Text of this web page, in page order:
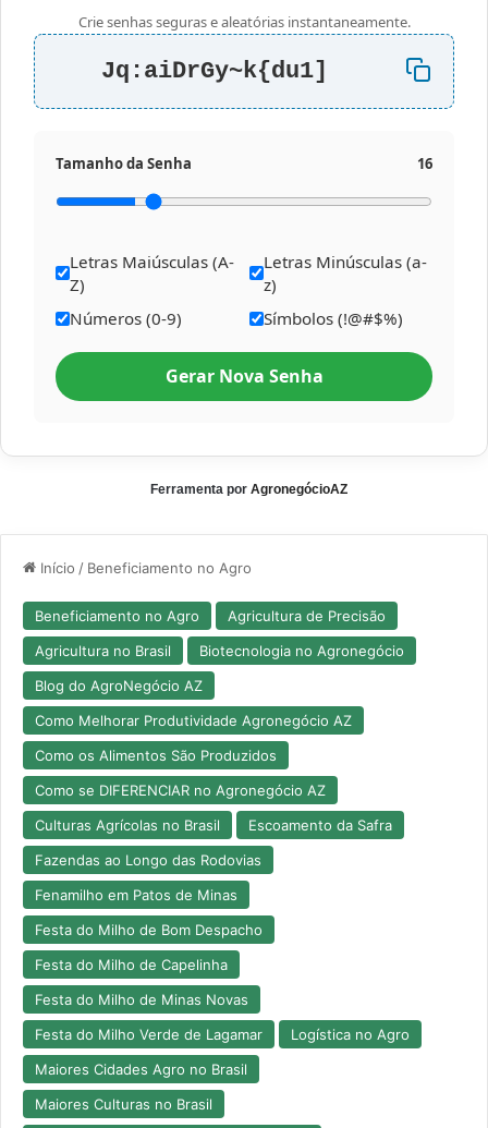
Crie senhas seguras e aleatórias instantaneamente.
Jq:aiDrGy~k{du1]
Tamanho da Senha 16
Letras Maiúsculas (A-
Z)
Letras Minúsculas (a-
z)
Números (0-9)
Símbolos (!@#$%)
Gerar Nova Senha
Ferramenta por AgronegócioAZ
Início / Beneficiamento no Agro
Beneficiamento no Agro
Agricultura de Precisão
Agricultura no Brasil
Biotecnologia no Agronegócio
Blog do AgroNegócio AZ
Como Melhorar Produtividade Agronegócio AZ
Como os Alimentos São Produzidos
Como se DIFERENCIAR no Agronegócio AZ
Culturas Agrícolas no Brasil
Escoamento da Safra
Fazendas ao Longo das Rodovias
Fenamilho em Patos de Minas
Festa do Milho de Bom Despacho
Festa do Milho de Capelinha
Festa do Milho de Minas Novas
Festa do Milho Verde de Lagamar
Logística no Agro
Maiores Cidades Agro no Brasil
Maiores Culturas no Brasil